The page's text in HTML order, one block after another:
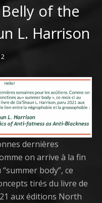
of the
L. Harrison
dernières
on arrive à la fin
body”, ce
tirés du livre de
aux éditions North